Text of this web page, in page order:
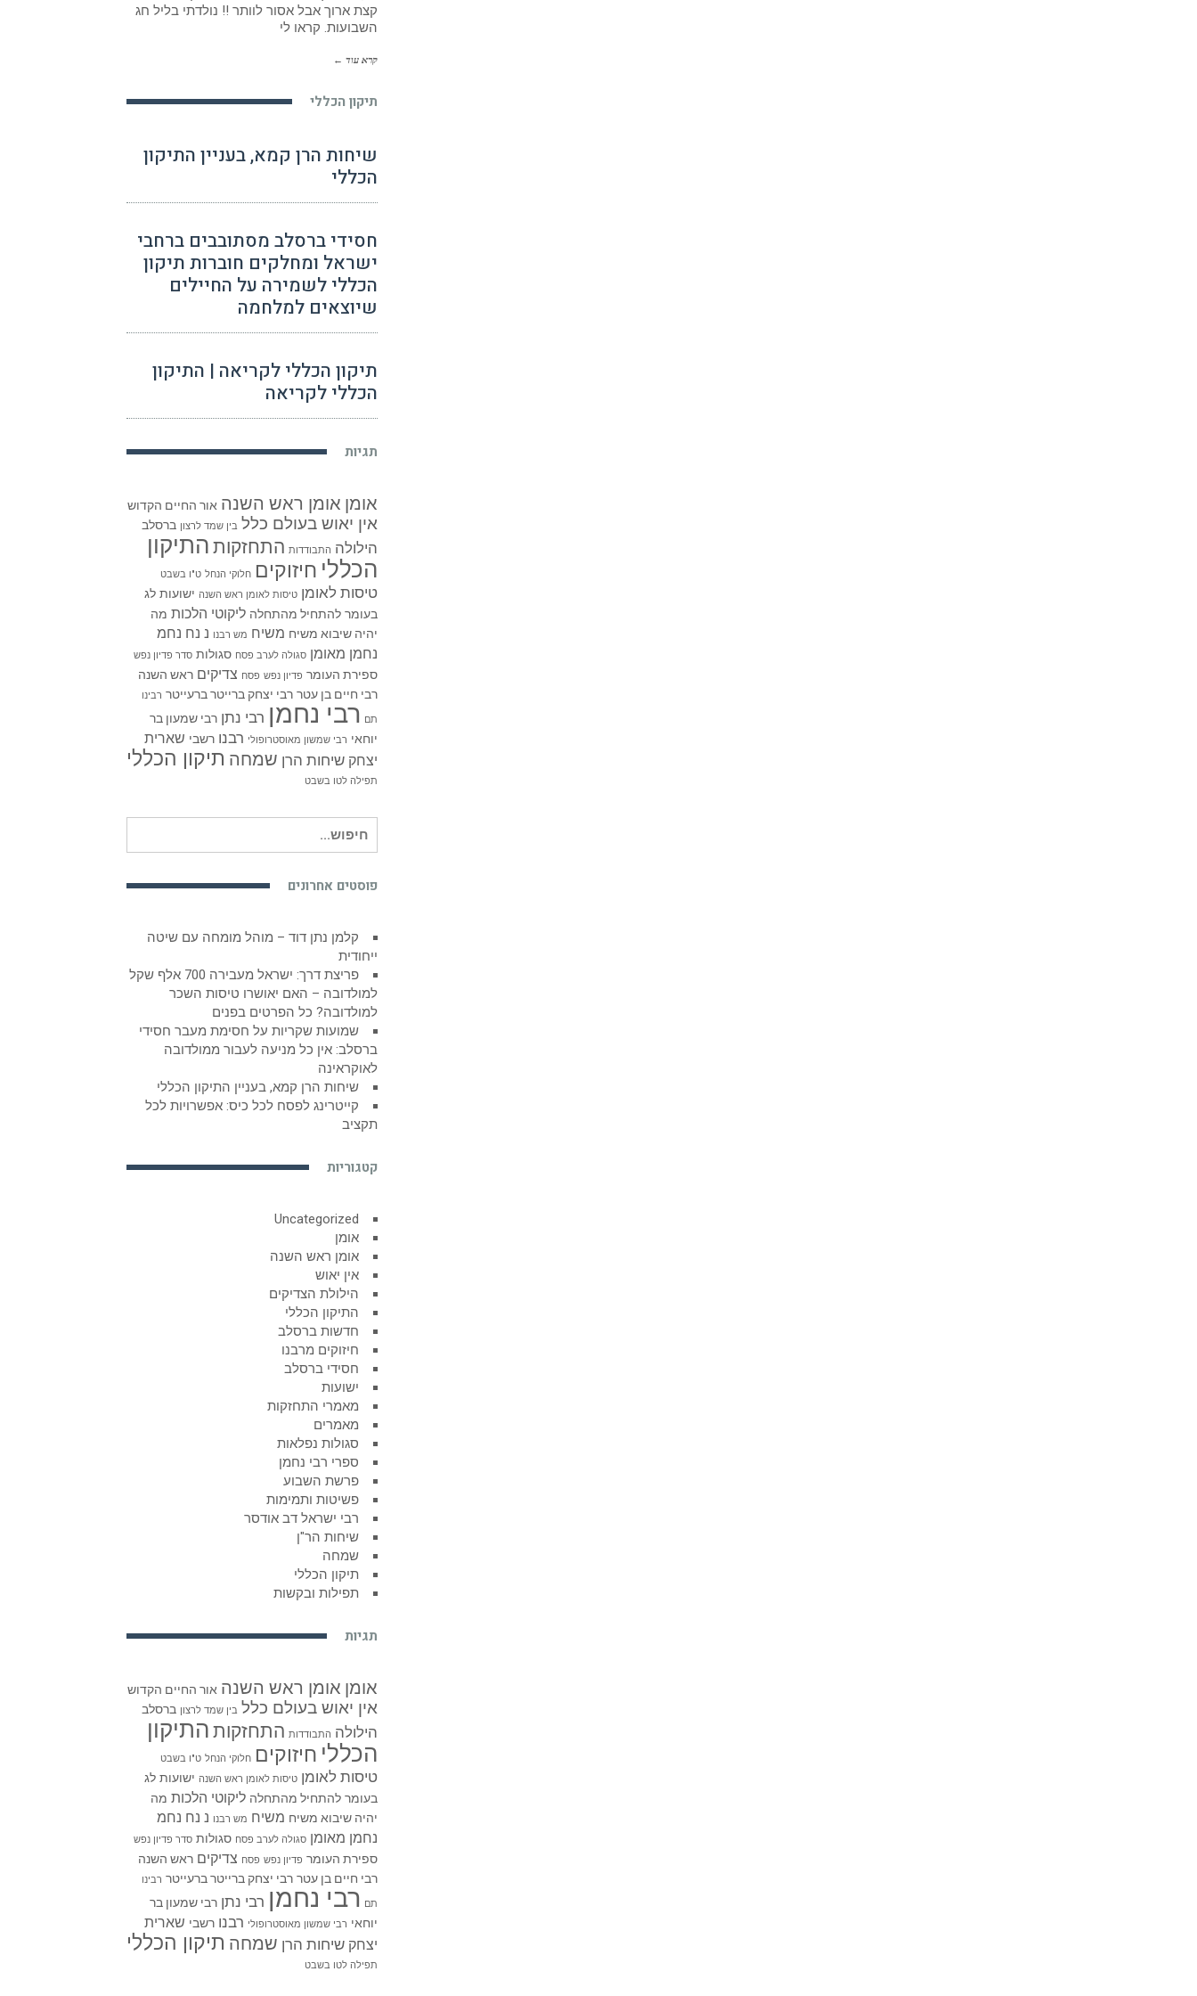
קצת ארוך אבל אסור לוותר !! נולדתי בליל חג
השבועות. קראו לי
קרא עוד ←
תיקון הכללי
שיחות הרן קמא, בעניין התיקון
הכללי
חסידי ברסלב מסתובבים ברחבי
ישראל ומחלקים חוברות תיקון
הכללי לשמירה על החיילים
שיוצאים למלחמה
תיקון הכללי לקריאה | התיקון
הכללי לקריאה
תגיות
אומן אומן ראש השנה אור החיים הקדוש
אין יאוש בעולם כלל בין שמד לרצון ברסלב
הילולה התבודדות התחזקות התיקון
הכללי חיזוקים חלוקי הנחל ט"ו בשבט
טיסות לאומן טיסות לאומן ראש השנה ישועות לג
בעומר להתחיל מהתחלה ליקוטי הלכות מה
יהיה שיבוא משיח משיח מש רבנו נ נח נחמ
נחמן מאומן סגולה לערב פסח סגולות סדר פדיון נפש
ספירת העומר פדיון נפש פסח צדיקים ראש השנה
רבי חיים בן עטר רבי יצחק ברייטר ברעייטר רבינו
תם רבי נחמן רבי נתן רבי שמעון בר
יוחאי רבי שמשון מאוסטרופולי רבנו רשבי שארית
יצחק שיחות הרן שמחה תיקון הכללי
תפילה לטו בשבט
עבור:
פוסטים אחרונים
קלמן נתן דוד – מוהל מומחה עם שיטה
ייחודית
פריצת דרך: ישראל מעבירה 700 אלף שקל
למולדובה – האם יאושרו טיסות השכר
למולדובה? כל הפרטים בפנים
שמועות שקריות על חסימת מעבר חסידי
ברסלב: אין כל מניעה לעבור ממולדובה
לאוקראינה
שיחות הרן קמא, בעניין התיקון הכללי
קייטרינג לפסח לכל כיס: אפשרויות לכל
תקציב
קטגוריות
Uncategorized
אומן
אומן ראש השנה
אין יאוש
הילולת הצדיקים
התיקון הכללי
חדשות ברסלב
חיזוקים מרבנו
חסידי ברסלב
ישועות
מאמרי התחזקות
מאמרים
סגולות נפלאות
ספרי רבי נחמן
פרשת השבוע
פשיטות ותמימות
רבי ישראל דב אודסר
שיחות הר"ן
שמחה
תיקון הכללי
תפילות ובקשות
תגיות
אומן אומן ראש השנה אור החיים הקדוש
אין יאוש בעולם כלל בין שמד לרצון ברסלב
הילולה התבודדות התחזקות התיקון
הכללי חיזוקים חלוקי הנחל ט"ו בשבט
טיסות לאומן טיסות לאומן ראש השנה ישועות לג
בעומר להתחיל מהתחלה ליקוטי הלכות מה
יהיה שיבוא משיח משיח מש רבנו נ נח נחמ
נחמן מאומן סגולה לערב פסח סגולות סדר פדיון נפש
ספירת העומר פדיון נפש פסח צדיקים ראש השנה
רבי חיים בן עטר רבי יצחק ברייטר ברעייטר רבינו
תם רבי נחמן רבי נתן רבי שמעון בר
יוחאי רבי שמשון מאוסטרופולי רבנו רשבי שארית
יצחק שיחות הרן שמחה תיקון הכללי
תפילה לטו בשבט